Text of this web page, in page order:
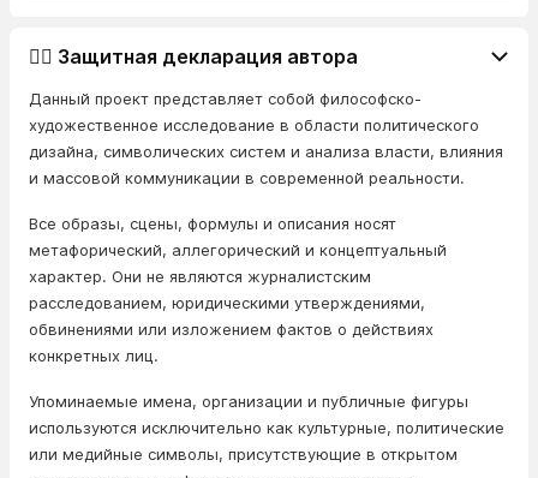
👨‍⚖️ Защитная декларация автора
Данный проект представляет собой философско-
художественное исследование в области политического
дизайна, символических систем и анализа власти, влияния
и массовой коммуникации в современной реальности.
Все образы, сцены, формулы и описания носят
метафорический, аллегорический и концептуальный
характер. Они не являются журналистским
расследованием, юридическими утверждениями,
обвинениями или изложением фактов о действиях
конкретных лиц.
Упоминаемые имена, организации и публичные фигуры
используются исключительно как культурные, политические
или медийные символы, присутствующие в открытом